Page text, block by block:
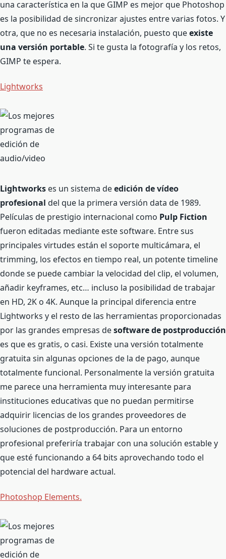
una característica en la que GIMP es mejor que Photoshop
es la posibilidad de sincronizar ajustes entre varias fotos. Y
otra, que no es necesaria instalación, puesto queexiste
una versión portable. Si te gusta la fotografía y los retos,
GIMP te espera.
Lightworks
Lightworks es un sistema deedición de vídeo
profesional del que la primera versión data de 1989.
Películas de prestigio internacional como Pulp Fiction
fueron editadas mediante este software. Entre sus
principales virtudes están el soporte multicámara, el
trimming, los efectos en tiempo real, un potente timeline
donde se puede cambiar la velocidad del clip, el volumen,
añadir keyframes, etc… incluso la posibilidad de trabajar
en HD, 2K o 4K. Aunque la principal diferencia entre
Lightworks y el resto de las herramientas proporcionadas
por las grandes empresas desoftware de postproducción
es que es gratis, o casi. Existe una versión totalmente
gratuita sin algunas opciones de la de pago, aunque
totalmente funcional. Personalmente la versión gratuita
me parece una herramienta muy interesante para
instituciones educativas que no puedan permitirse
adquirir licencias de los grandes proveedores de
soluciones de postproducción. Para un entorno
profesional preferiría trabajar con una solución estable y
que esté funcionando a 64 bits aprovechando todo el
potencial del hardware actual.
Photoshop Elements.